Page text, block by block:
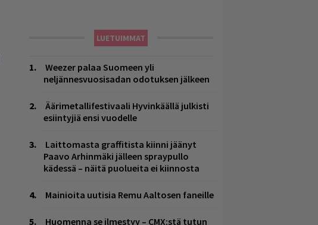
LUETUIMMAT
Weezer palaa Suomeen yli
neljännesvuosisadan odotuksen jälkeen
Äärimetallifestivaali Hyvinkäällä julkisti
esiintyjiä ensi vuodelle
Laittomasta graffitista kiinni jäänyt
Paavo Arhinmäki jälleen spraypullo
kädessä – näitä puolueita ei kiinnosta
Mainioita uutisia Remu Aaltosen faneille
Huomenna se ilmestyy – CMX:stä tutun